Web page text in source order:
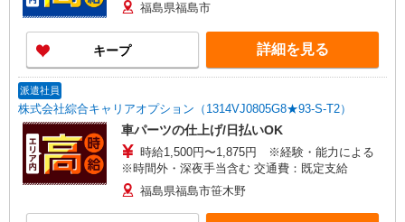
福島県福島市
キープ 詳細を見る
派遣社員
株式会社綜合キャリアオプション（1314VJ0805G8★93-S-T2）
車パーツの仕上げ/日払いOK
時給1,500円〜1,875円 ※経験・能力による
※時間外・深夜手当含む 交通費：既定支給
福島県福島市笹木野